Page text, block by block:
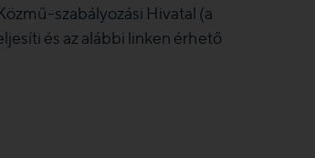
szabályozási Hivatal (a
és az alábbi linken érhető